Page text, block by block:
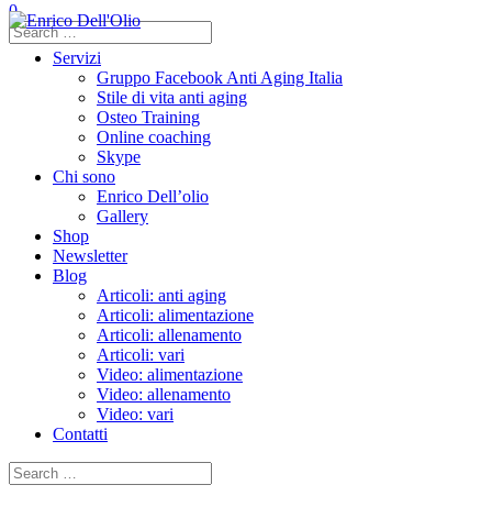
0
Search
for:
Servizi
Gruppo Facebook Anti Aging Italia
Stile di vita anti aging
Osteo Training
Online coaching
Skype
Chi sono
Enrico Dell’olio
Gallery
Shop
Newsletter
Blog
Articoli: anti aging
Articoli: alimentazione
Articoli: allenamento
Articoli: vari
Video: alimentazione
Video: allenamento
Video: vari
Contatti
Search
for: